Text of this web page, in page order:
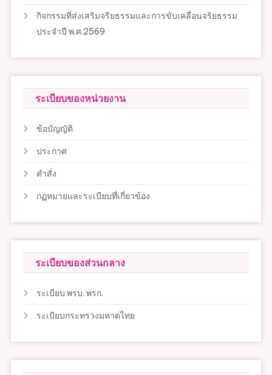
กิจกรรมที่ส่งเสริมจริยธรรมและการขับเคลื่อนจริยธรรม
ประจำปี พ.ศ.2569
ระเบียบของหน่วยงาน
ข้อบัญญัติ
ประกาศ
คำสั่ง
กฏหมายและระเบียบที่เกี่ยวข้อง
ระเบียบของส่วนกลาง
ระเบียบ พรบ. พรก.
ระเบียบกระทรวงมหาดไทย